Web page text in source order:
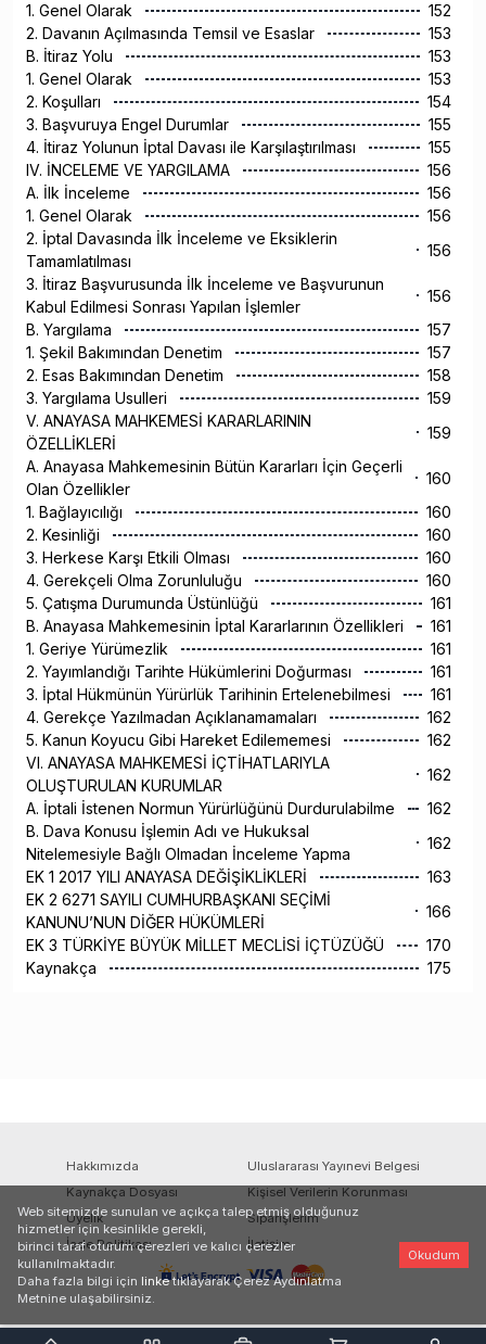
1. Genel Olarak
152
2. Davanın Açılmasında Temsil ve Esaslar
153
B. İtiraz Yolu
153
1. Genel Olarak
153
2. Koşulları
154
3. Başvuruya Engel Durumlar
155
4. İtiraz Yolunun İptal Davası ile Karşılaştırılması
155
IV. İNCELEME VE YARGILAMA
156
A. İlk İnceleme
156
1. Genel Olarak
156
2. İptal Davasında İlk İnceleme ve Eksiklerin
Tamamlatılması
156
3. İtiraz Başvurusunda İlk İnceleme ve Başvurunun
Kabul Edilmesi Sonrası Yapılan İşlemler
156
B. Yargılama
157
1. Şekil Bakımından Denetim
157
2. Esas Bakımından Denetim
158
3. Yargılama Usulleri
159
V. ANAYASA MAHKEMESİ KARARLARININ
ÖZELLİKLERİ
159
A. Anayasa Mahkemesinin Bütün Kararları İçin Geçerli
Olan Özellikler
160
1. Bağlayıcılığı
160
2. Kesinliği
160
3. Herkese Karşı Etkili Olması
160
4. Gerekçeli Olma Zorunluluğu
160
5. Çatışma Durumunda Üstünlüğü
161
B. Anayasa Mahkemesinin İptal Kararlarının Özellikleri
161
1. Geriye Yürümezlik
161
2. Yayımlandığı Tarihte Hükümlerini Doğurması
161
3. İptal Hükmünün Yürürlük Tarihinin Ertelenebilmesi
161
4. Gerekçe Yazılmadan Açıklanamamaları
162
5. Kanun Koyucu Gibi Hareket Edilememesi
162
VI. ANAYASA MAHKEMESİ İÇTİHATLARIYLA
OLUŞTURULAN KURUMLAR
162
A. İptali İstenen Normun Yürürlüğünü Durdurulabilme
162
B. Dava Konusu İşlemin Adı ve Hukuksal
Nitelemesiyle Bağlı Olmadan İnceleme Yapma
162
EK 1 2017 YILI ANAYASA DEĞİŞİKLİKLERİ
163
EK 2 6271 SAYILI CUMHURBAŞKANI SEÇİMİ
KANUNU’NUN DİĞER HÜKÜMLERİ
166
EK 3 TÜRKİYE BÜYÜK MİLLET MECLİSİ İÇTÜZÜĞÜ
170
Kaynakça
175
Hakkımızda
Uluslararası Yayınevi Belgesi
Kaynakça Dosyası
Kişisel Verilerin Korunması
Üyelik
Siparişlerim
İade Politikası
İletişim
Web sitemizde sunulan ve açıkça talep etmiş olduğunuz
hizmetler için kesinlikle gerekli,
birinci taraf oturum çerezleri ve kalıcı çerezler
kullanılmaktadır.
Daha fazla bilgi için linke tıklayarak Çerez Aydınlatma
Metnine ulaşabilirsiniz.
Okudum